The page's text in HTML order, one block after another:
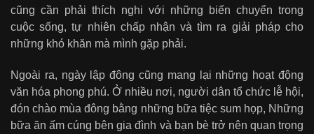
cũng cần phải thích nghi với những biến chuyển trong
cuộc sống, tự nhiên chấp nhận và tìm ra giải pháp cho
những khó khăn mà mình gặp phải.
Ngoài ra, ngày lập đông cũng mang lại những hoạt động
văn hóa phong phú. Ở nhiều nơi, người dân tổ chức lễ hội,
đón chào mùa đông bằng những bữa tiệc sum họp, Những
bữa ăn ấm cúng bên gia đình và bạn bè trở nên quan trọng